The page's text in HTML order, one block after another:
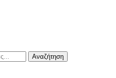
Αναζήτηση